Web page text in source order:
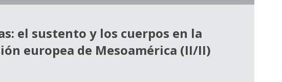
el sustento y los cuerpos en la
europea de Mesoamérica (II/II)